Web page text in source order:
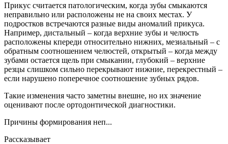
Прикус считается патологическим, когда зубы смыкаются
неправильно или расположены не на своих местах. У
подростков встречаются разные виды аномалий прикуса.
Например, дистальный – когда верхние зубы и челюсть
расположены кпереди относительно нижних, мезиальный – с
обратным соотношением челюстей, открытый – когда между
зубами остается щель при смыкании, глубокий – верхние
резцы слишком сильно перекрывают нижние, перекрестный –
если нарушено поперечное соотношение зубных рядов.
Такие изменения часто заметны внешне, но их значение
оценивают после ортодонтической диагностики.
Причины формирования неп...
Рассказывает